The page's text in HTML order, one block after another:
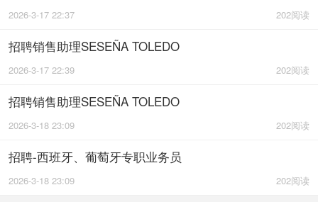
202阅读
2026-3-17 22:37
招聘销售助理SESEÑA TOLEDO
202阅读
2026-3-17 22:39
招聘销售助理SESEÑA TOLEDO
202阅读
2026-3-18 23:09
招聘-西班牙、葡萄牙专职业务员
202阅读
2026-3-18 23:09